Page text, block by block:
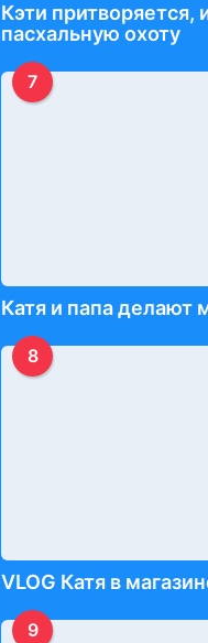
Кэти притворяется,
пасхальную охоту
7
Катя и папа делают
8
VLOG Катя в
9